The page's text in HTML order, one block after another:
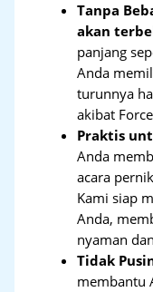
Tanpa
akan
panjang
Anda
turunnya
akibat
Praktis
Anda
acara
Kami siap
Anda,
nyaman
Tidak
membantu